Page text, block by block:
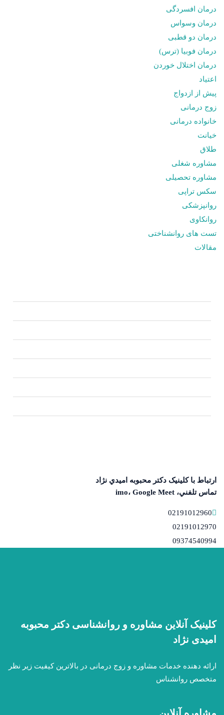
درمان افسردگی
درمان وسواس
درمان دو قطبی
درمان فوبیا (ترس)
درمان اختلال خوردن
اعتیاد
پیش از ازدواج
زوج درمانی
خانواده درمانی
خیانت
طلاق
مشاوره شغلی
مشاوره تحصیلی
سکس تراپی
روانپزشکی
روانکاوی
تست های روانشناختی
مقالات
ارتباط با کلینیک دكتر محبوبه اميدي نژاد
تماس تلفني، imo، Google Meet
02191012960
02191012970
09374540994
کلینیک آنلاین مشاوره و روانشناسی دکتر محبوبه
امیدی نژاد
ارائه دهنده خدمات مشاوره و زوج درمانی در بالاترین کیفیت زیر نظر
متخصص روانشناس